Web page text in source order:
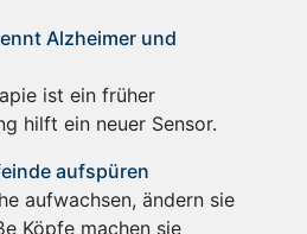
Alzheimer und
ist ein früher
hilft ein neuer Sensor.
aufspüren
aufwachsen, ändern sie
Köpfe machen sie